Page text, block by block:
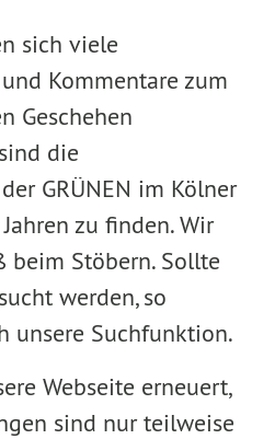
sich viele
Kommentare zum
Geschehen
die
GRÜNEN im Kölner
zu finden. Wir
beim Stöbern. Sollte
werden, so
unsere Suchfunktion.
Webseite erneuert,
sind nur teilweise